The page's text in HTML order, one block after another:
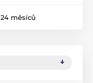
24 měsíců